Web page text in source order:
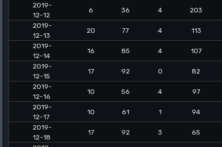
2019-
12-12
6 36 4
203
2019-
12-13
20 77 4
113
2019-
12-14
16 85 4
107
2019-
12-15
17 92 0
82
2019-
12-16
10 56 4
97
2019-
12-17
10 61 1
94
2019-
12-18
17 92 3
65